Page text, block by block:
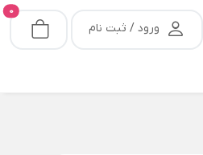
ورود / ثبت نام
0